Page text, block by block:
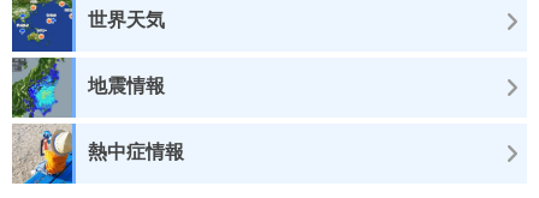
世界天気
地震情報
熱中症情報